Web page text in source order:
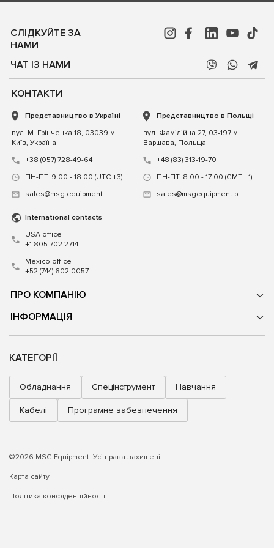
СЛІДКУЙТЕ ЗА
НАМИ
ЧАТ ІЗ НАМИ
ПРО КОМПАНІЮ
ІНФОРМАЦІЯ
КОНТАКТИ
Представництво в Україні
вул. М. Грінченка 18, 03039 м.
Київ, Україна
+38 (057) 728-49-64
ПН-ПТ: 9:00 - 18:00 (UTC +3)
sales@msg.equipment
Представництво в Польщі
вул. Фамілійна 27, 03-197 м.
Варшава, Польща
+48 (83) 313-19-70
ПН-ПТ: 8:00 - 17:00 (GMT +1)
sales@msgequipment.pl
International contacts
USA office
+1 805 702 2714
Mexico office
+52 (744) 602 0057
КАТЕГОРІЇ
Обладнання Спецінструмент Навчання
Кабелі Програмне забезпечення
©2026 MSG Equipment. Усі права захищені
Карта сайту
Політика конфіденційності